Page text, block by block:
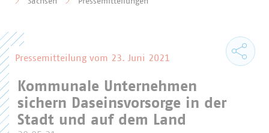
Pressemitteilung vom 23. Juni 2021
Kommunale Unternehmen
sichern Daseinsvorsorge in der
Stadt und auf dem Land